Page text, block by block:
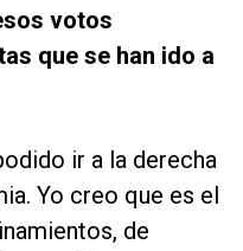
votos
que se han ido a
ir a la derecha
Yo creo que es el
de